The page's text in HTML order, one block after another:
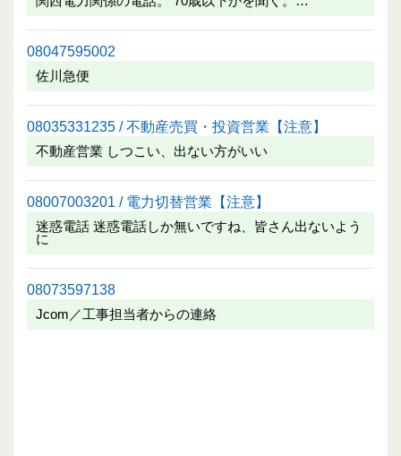
08047595002
佐川急便
08035331235 / 不動産売買・投資営業【注意】
不動産営業 しつこい、出ない方がいい
08007003201 / 電力切替営業【注意】
迷惑電話 迷惑電話しか無いですね、皆さん出ないよう
に
08073597138
Jcom／工事担当者からの連絡